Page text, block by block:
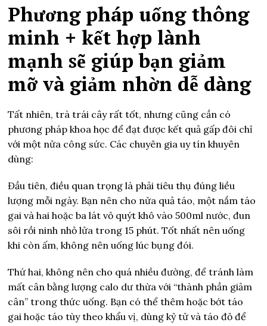
Phương pháp uống thông
minh + kết hợp lành
mạnh sẽ giúp bạn giảm
mỡ và giảm nhờn dễ dàng
Tất nhiên, trà trái cây rất tốt, nhưng cũng cần có
phương pháp khoa học để đạt được kết quả gấp đôi chỉ
với một nửa công sức. Các chuyên gia uy tín khuyên
dùng:
Đầu tiên, điều quan trọng là phải tiêu thụ đúng liều
lượng mỗi ngày. Bạn nên cho nửa quả táo, một nắm táo
gai và hai hoặc ba lát vỏ quýt khô vào 500ml nước, đun
sôi rồi ninh nhỏ lửa trong 15 phút. Tốt nhất nên uống
khi còn ấm, không nên uống lúc bụng đói.
Thứ hai, không nên cho quá nhiều đường, để tránh làm
mất cân bằng lượng calo dư thừa với “thành phần giảm
cân” trong thức uống. Bạn có thể thêm hoặc bớt táo
gai hoặc táo tùy theo khẩu vị, dùng kỷ tử và táo đỏ để